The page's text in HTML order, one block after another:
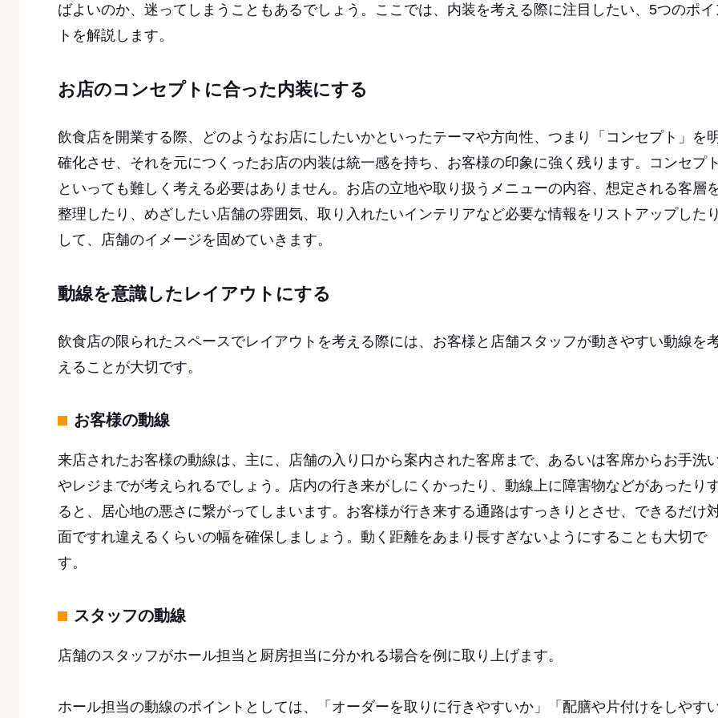
ばよいのか、迷ってしまうこともあるでしょう。ここでは、内装を考える際に注目したい、5つのポイ
トを解説します。
お店のコンセプトに合った内装にする
飲食店を開業する際、どのようなお店にしたいかといったテーマや方向性、つまり「コンセプト」を明
確化させ、それを元につくったお店の内装は統一感を持ち、お客様の印象に強く残ります。コンセプト
といっても難しく考える必要はありません。お店の立地や取り扱うメニューの内容、想定される客層
整理したり、めざしたい店舗の雰囲気、取り入れたいインテリアなど必要な情報をリストアップしたり
して、店舗のイメージを固めていきます。
動線を意識したレイアウトにする
飲食店の限られたスペースでレイアウトを考える際には、お客様と店舗スタッフが動きやすい動線を
えることが大切です。
お客様の動線
来店されたお客様の動線は、主に、店舗の入り口から案内された客席まで、あるいは客席からお手洗
やレジまでが考えられるでしょう。店内の行き来がしにくかったり、動線上に障害物などがあったり
ると、居心地の悪さに繋がってしまいます。お客様が行き来する通路はすっきりとさせ、できるだけ
面ですれ違えるくらいの幅を確保しましょう。動く距離をあまり長すぎないようにすることも大切で
す。
スタッフの動線
店舗のスタッフがホール担当と厨房担当に分かれる場合を例に取り上げます。
ホール担当の動線のポイントとしては、「オーダーを取りに行きやすいか」「配膳や片付けをしやす